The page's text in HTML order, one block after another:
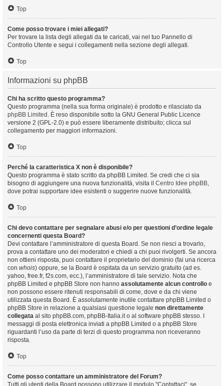
Top
Come posso trovare i miei allegati?
Per trovare la lista degli allegati da te caricati, vai nel tuo Pannello di
Controllo Utente e segui i collegamenti nella sezione degli allegati.
Top
Informazioni su phpBB
Chi ha scritto questo programma?
Questo programma (nella sua forma originale) è prodotto e rilasciato da
phpBB Limited . È reso disponibile sotto la GNU General Public Licence
versione 2 (GPL-2.0) e può essere liberamente distribuito; clicca sul
collegamento per maggiori informazioni.
Top
Perché la caratteristica X non è disponibile?
Questo programma è stato scritto da phpBB Limited. Se credi che ci sia
bisogno di aggiungere una nuova funzionalità, visita il Centro Idee phpBB,
dove potrai supportare idee esistenti o suggerire nuove funzionalità.
Top
Chi devo contattare per segnalare abusi e/o per questioni d’ordine legale
concernenti questa Board?
Devi contattare l’amministratore di questa Board. Se non riesci a trovarlo,
prova a contattare uno dei moderatori e chiedi a chi puoi rivolgerti. Se ancora
non ottieni risposta, puoi contattare il proprietario del dominio (fai una ricerca
con whois) oppure, se la Board è ospitata da un servizio gratuito (ad es.
yahoo, free.fr, f2s.com, ecc.), l’amministratore di tale servizio. Nota che
phpBB Limited e phpBB Store non hanno assolutamente alcun controllo e
non possono essere ritenuti responsabili di come, dove e da chi viene
utilizzata questa Board. È assolutamente inutile contattare phpBB Limited o
phpBB Store in relazione a qualsiasi questione legale non direttamente
collegata al sito phpBB.com, phpBB-Italia.it o al software phpBB stesso. I
messaggi di posta elettronica inviati a phpBB Limited o a phpBB Store
riguardanti l’uso da parte di terzi di questo programma non riceveranno
risposta.
Top
Come posso contattare un amministratore del Forum?
Tutti gli utenti della Board possono utilizzare il modulo "Contattaci", se